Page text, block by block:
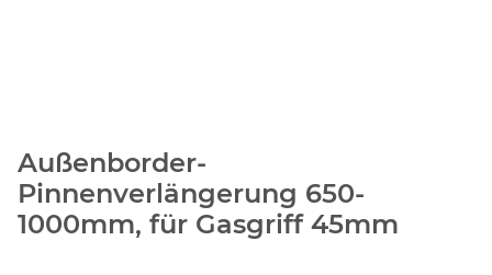
Außenborder-
Pinnenverlängerung 650-
1000mm, für Gasgriff 45mm